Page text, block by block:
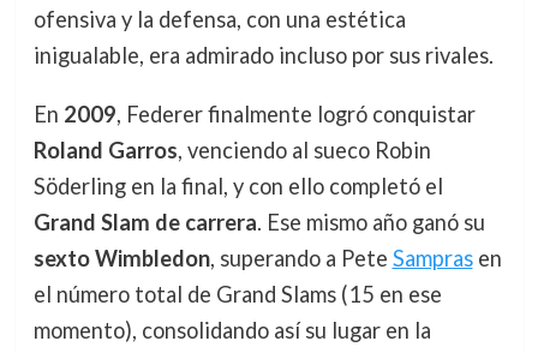
ofensiva y la defensa, con una estética
inigualable, era admirado incluso por sus rivales.
En 2009, Federer finalmente logró conquistar
Roland Garros, venciendo al sueco Robin
Söderling en la final, y con ello completó el
Grand Slam de carrera. Ese mismo año ganó su
sexto Wimbledon, superando a Pete Samprasen
el número total de Grand Slams (15 en ese
momento), consolidando así su lugar en la